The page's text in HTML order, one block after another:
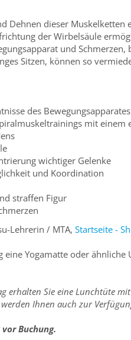
Dehnen dieser Muskelketten
der Wirbelsäule
und Schmerzen,
Sitzen, können so
des Bewegungsapparates
mit einem
wichtiger Gelenke
und Koordination
straffen Figur
Lehrerin / MTA, Startseite -
eine Yogamatte oder ähnliche
erhalten Sie eine Lunchtüte
Ihnen auch zur
Buchung.